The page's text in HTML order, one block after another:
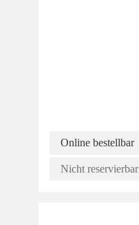
Online bestellbar
Nicht reservierbar